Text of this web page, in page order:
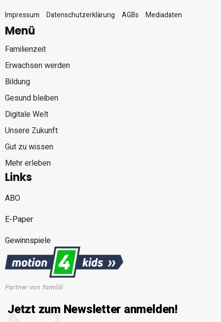
Impressum
Datenschutzerklärung AGBs Mediadaten
Menü
Familienzeit
Erwachsen werden
Bildung
Gesund bleiben
Digitale Welt
Unsere Zukunft
Gut zu wissen
Mehr erleben
Links
ABO
E-Paper
Gewinnspiele
Partner von familiii
Jetzt zum Newsletter anmelden!